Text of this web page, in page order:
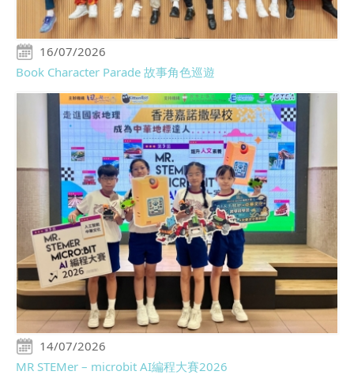
16/07/2026
Book Character Parade 故事角色巡遊
14/07/2026
MR STEMer – microbit AI編程大賽2026